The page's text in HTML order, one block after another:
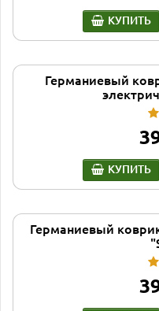
КУПИТЬ
Германиевый
КУПИТЬ
Германиевый